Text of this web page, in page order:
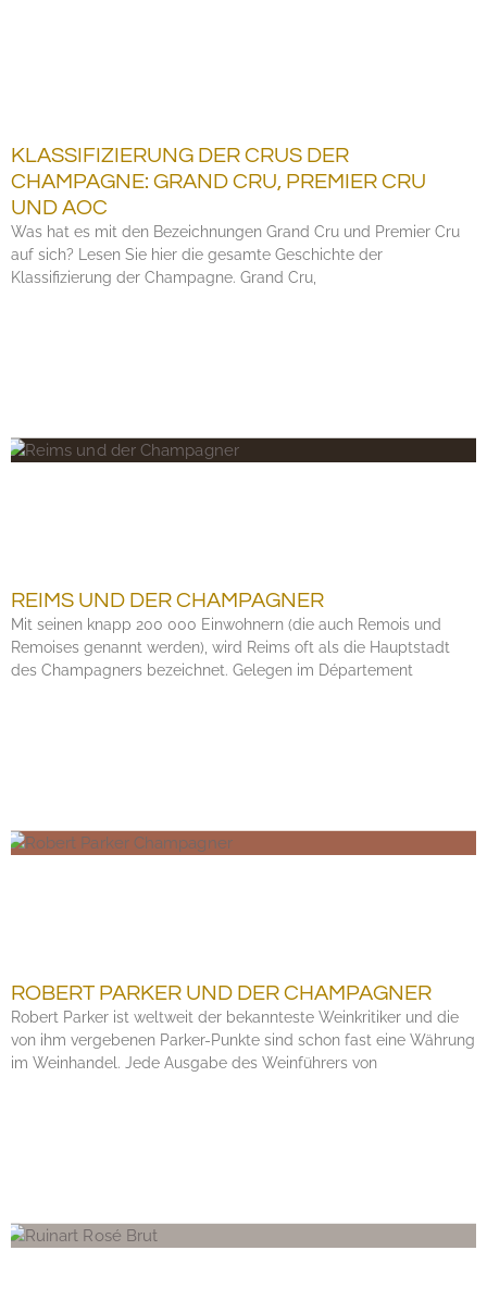
KLASSIFIZIERUNG DER CRUS DER
CHAMPAGNE: GRAND CRU, PREMIER CRU
UND AOC
Was hat es mit den Bezeichnungen Grand Cru und Premier Cru
auf sich? Lesen Sie hier die gesamte Geschichte der
Klassifizierung der Champagne. Grand Cru,
REIMS UND DER CHAMPAGNER
Mit seinen knapp 200 000 Einwohnern (die auch Remois und
Remoises genannt werden), wird Reims oft als die Hauptstadt
des Champagners bezeichnet. Gelegen im Département
ROBERT PARKER UND DER CHAMPAGNER
Robert Parker ist weltweit der bekannteste Weinkritiker und die
von ihm vergebenen Parker-Punkte sind schon fast eine Währung
im Weinhandel. Jede Ausgabe des Weinführers von